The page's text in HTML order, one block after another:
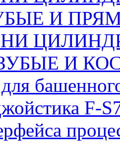
И
И
F-